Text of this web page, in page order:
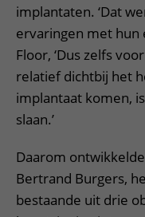
implantaten. ‘Dat
ervaringen met hun
Floor, ‘Dus zelfs
relatief dichtbij het
implantaat komen,
slaan.’
Daarom
Bertrand Burgers,
bestaande uit drie